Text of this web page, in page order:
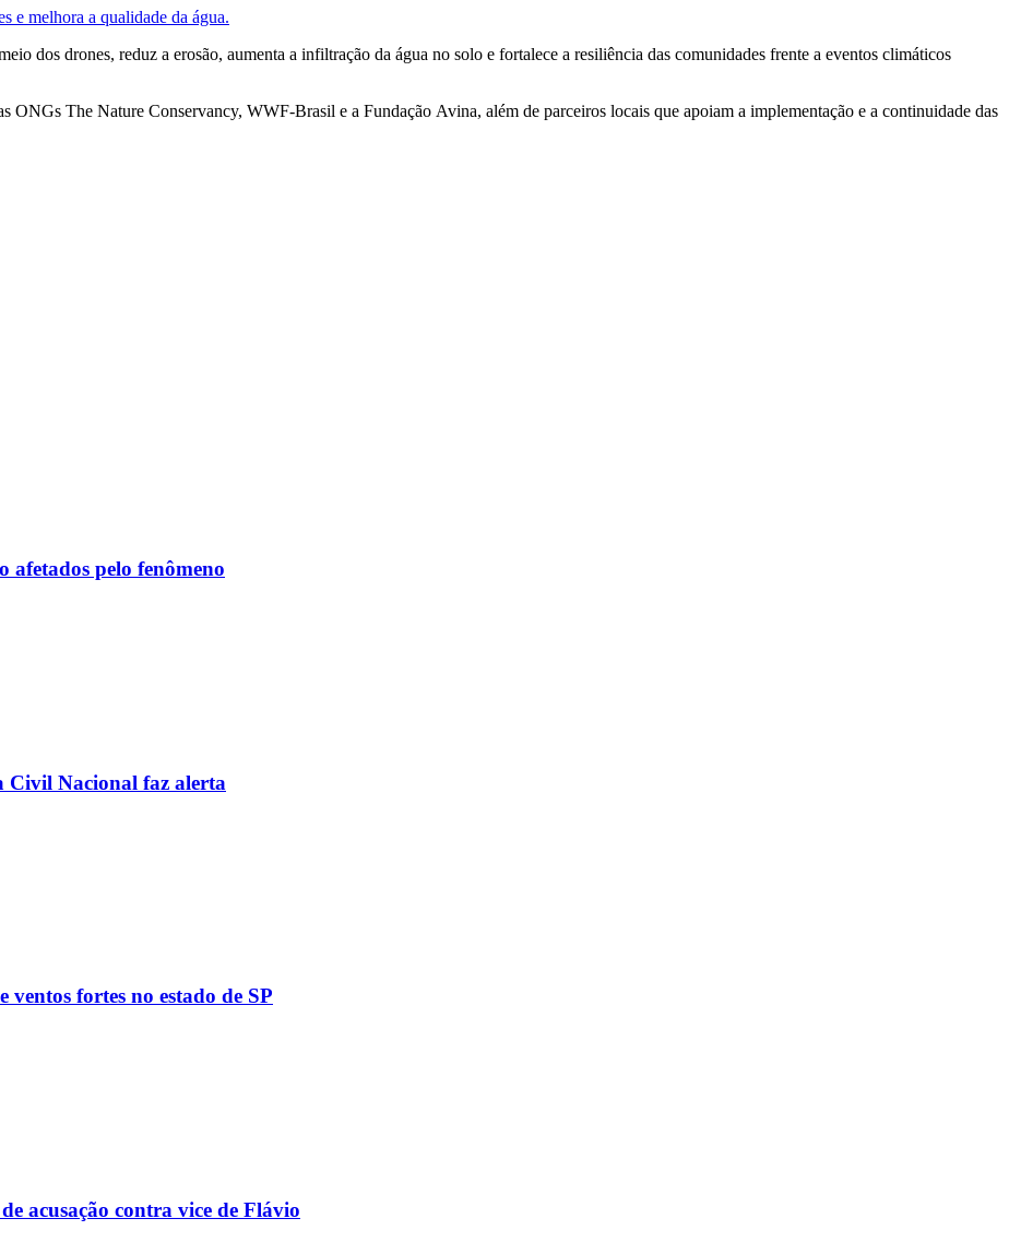
e melhora a qualidade da água.
dos drones, reduz a erosão, aumenta a infiltração da água no solo e fortalece a resiliência das comunidades frente a eventos climáticos
ONGs The Nature Conservancy, WWF-Brasil e a Fundação Avina, além de parceiros locais que apoiam a implementação e a continuidade das
afetados pelo fenômeno
Civil Nacional faz alerta
fortes no estado de SP
acusação contra vice de Flávio